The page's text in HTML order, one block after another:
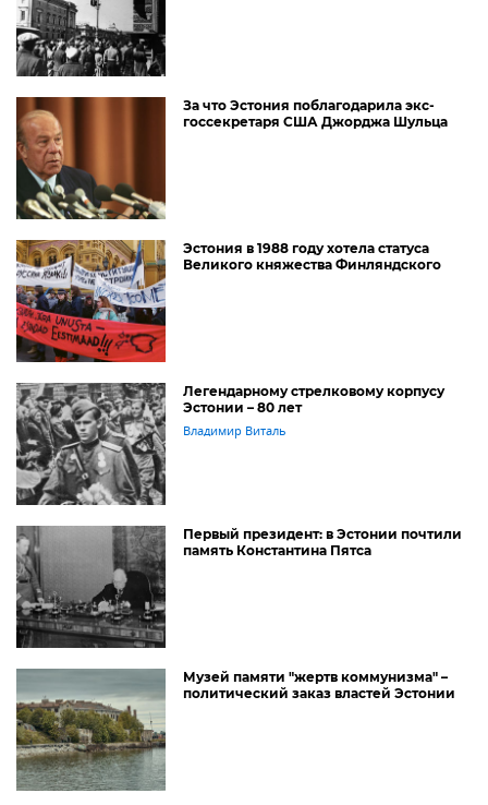
За что Эстония поблагодарила экс-
госсекретаря США Джорджа Шульца
Эстония в 1988 году хотела статуса
Великого княжества Финляндского
Легендарному стрелковому корпусу
Эстонии – 80 лет
Владимир Виталь
Первый президент: в Эстонии почтили
память Константина Пятса
Музей памяти "жертв коммунизма" –
политический заказ властей Эстонии